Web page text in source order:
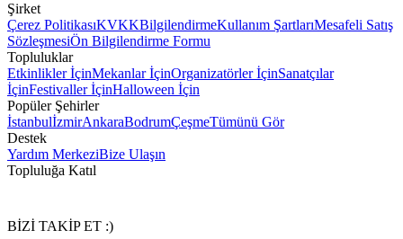
Şirket
Çerez PolitikasıKVKKBilgilendirmeKullanım ŞartlarıMesafeli Satış
SözleşmesiÖn Bilgilendirme Formu
Topluluklar
Etkinlikler İçinMekanlar İçinOrganizatörler İçinSanatçılar
İçinFestivaller İçinHalloween İçin
Popüler Şehirler
İstanbulİzmirAnkaraBodrumÇeşmeTümünü Gör
Destek
Yardım MerkeziBize Ulaşın
Topluluğa Katıl
BİZİ TAKİP ET :)